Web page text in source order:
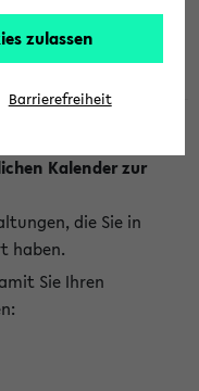
derzeit zur
Kalender zur
die Sie in
haben.
Sie Ihren
zulassen
Barrierefreiheit